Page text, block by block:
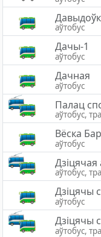
аўтобус
Дачы-1
аўтобус
Дачная
аўтобус
Палац
аўтобус,
Вёска
аўтобус
аўтобус,
Дзіцячы
аўтобус
Дзiцячы
аўтобус,